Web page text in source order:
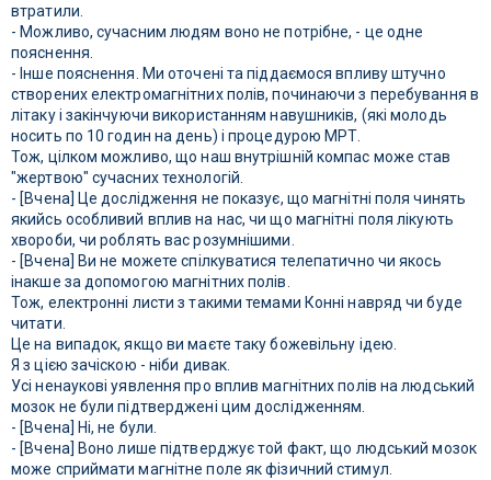
втратили.
- Можливо, сучасним людям воно не потрібне, - це одне
пояснення.
- Інше пояснення. Ми оточені та піддаємося впливу штучно
створених електромагнітних полів, починаючи з перебування в
літаку і закінчуючи використанням навушників, (які молодь
носить по 10 годин на день) і процедурою МРТ.
Тож, цілком можливо, що наш внутрішній компас може став
"жертвою" сучасних технологій.
- [Вчена] Це дослідження не показує, що магнітні поля чинять
якийсь особливий вплив на нас, чи що магнітні поля лікують
хвороби, чи роблять вас розумнішими.
- [Вчена] Ви не можете спілкуватися телепатично чи якось
інакше за допомогою магнітних полів.
Тож, електронні листи з такими темами Конні навряд чи буде
читати.
Це на випадок, якщо ви маєте таку божевільну ідею.
Я з цією зачіскою - ніби дивак.
Усі ненаукові уявлення про вплив магнітних полів на людський
мозок не були підтверджені цим дослідженням.
- [Вчена] Ні, не були.
- [Вчена] Воно лише підтверджує той факт, що людський мозок
може сприймати магнітне поле як фізичний стимул.